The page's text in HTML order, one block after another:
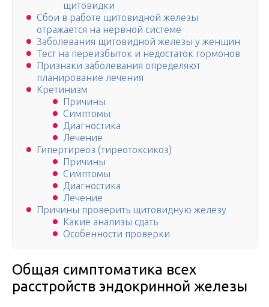
щитовидки
Сбои в работе щитовидной железы
отражается на нервной системе
Заболевания щитовидной железы у женщин
Тест на переизбыток и недостаток гормонов
Признаки заболевания определяют
планирование лечения
Кретинизм
Причины
Симптомы
Диагностика
Лечение
Гипертиреоз (тиреотоксикоз)
Причины
Симптомы
Диагностика
Лечение
Причины проверить щитовидную железу
Какие анализы сдать
Особенности проверки
Общая симптоматика всех
расстройств эндокринной железы